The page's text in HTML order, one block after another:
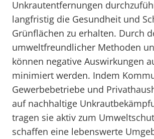
Unkrautentfernungen
langfristig die Gesundheit und
Grünflächen zu erhalten. Durch
umweltfreundlicher Methoden
können negative Auswirkungen
minimiert werden. Indem
Gewerbebetriebe und
auf nachhaltige
tragen sie aktiv zum
schaffen eine lebenswerte